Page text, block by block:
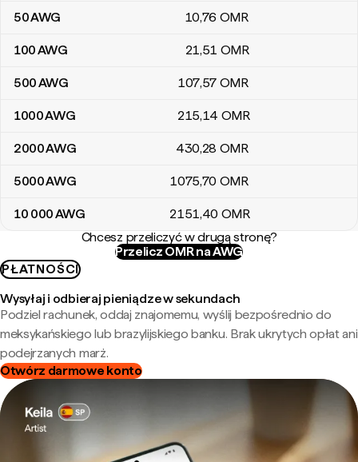
50AWG 10,76 OMR
100AWG 21,51 OMR
500AWG 107,57 OMR
1000AWG 215,14 OMR
2000AWG 430,28 OMR
5000AWG 1075,70 OMR
10 000AWG 2151,40 OMR
Chcesz przeliczyć w drugą stronę?
Przelicz OMR na AWG
PŁATNOŚCI
Wysyłaj i odbieraj pieniądze w sekundach
Podziel rachunek, oddaj znajomemu, wyślij bezpośrednio do
meksykańskiego lub brazylijskiego banku. Brak ukrytych opłat ani
podejrzanych marż.
Otwórz darmowe konto